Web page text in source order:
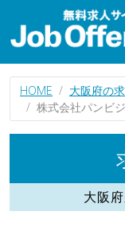
HOME 大阪府の
株式会社パンビ
大阪